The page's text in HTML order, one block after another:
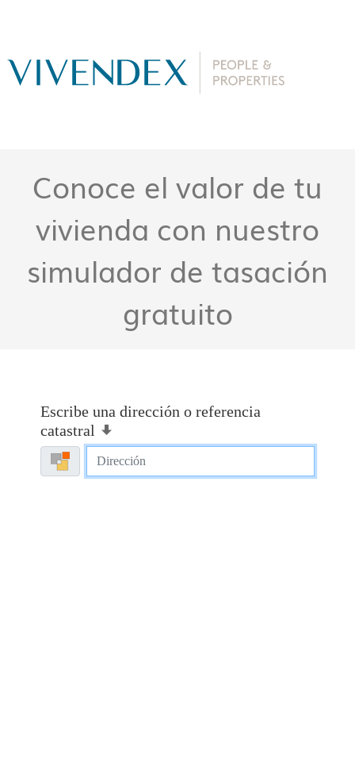
Conoce el valor de tu
vivienda con nuestro
simulador de tasación
gratuito